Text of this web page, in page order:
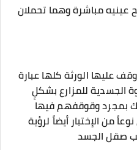
عينيه مباشرة وهما تحملان
عليها الورثة كلها عبارة
للمزارع بشكلٍ
بمجرد وقوقفهم فيها
من الإختبار أيضاً لرؤية
صقل الجسد